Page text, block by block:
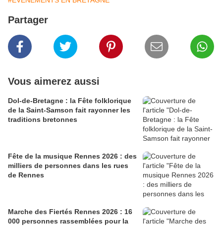
Partager
Vous aimerez aussi
Dol-de-Bretagne : la Fête folklorique
de la Saint-Samson fait rayonner les
traditions bretonnes
Fête de la musique Rennes 2026 : des
milliers de personnes dans les rues
de Rennes
Marche des Fiertés Rennes 2026 : 16
000 personnes rassemblées pour la